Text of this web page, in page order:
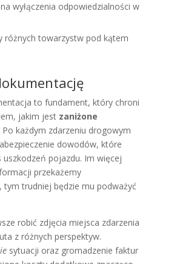
wyłączenia odpowiedzialności w
różnych towarzystw pod kątem
to fundament, który chroni
jakim jest zaniżone
Po każdym zdarzeniu drogowym
dowodów, które
pojazdu. Im więcej
przekażemy
tym trudniej będzie mu podważyć
robić zdjęcia miejsca zdarzenia
z różnych perspektyw.
sytuacji oraz gromadzenie faktur